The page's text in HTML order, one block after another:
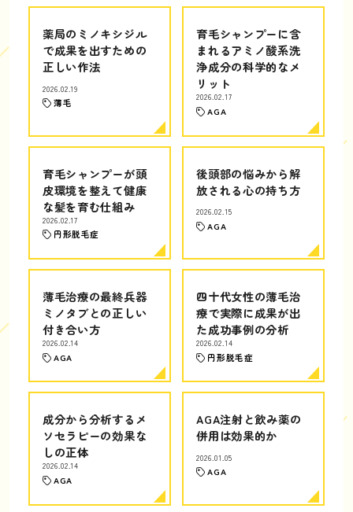
薬局のミノキシジル
で成果を出すための
正しい作法
2026.02.19
薄毛
育毛シャンプーに含
まれるアミノ酸系洗
浄成分の科学的なメ
リット
2026.02.17
AGA
育毛シャンプーが頭
皮環境を整えて健康
な髪を育む仕組み
2026.02.17
円形脱毛症
後頭部の悩みから解
放される心の持ち方
2026.02.15
AGA
薄毛治療の最終兵器
ミノタブとの正しい
付き合い方
2026.02.14
AGA
四十代女性の薄毛治
療で実際に成果が出
た成功事例の分析
2026.02.14
円形脱毛症
成分から分析するメ
ソセラピーの効果な
しの正体
2026.02.14
AGA
AGA注射と飲み薬の
併用は効果的か
2026.01.05
AGA